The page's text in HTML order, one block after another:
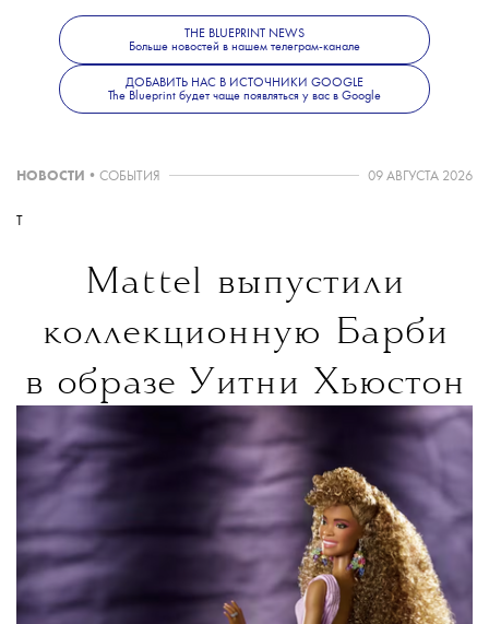
В России муралов Бэнкси нет, но стрит-арт,
конечно, есть. Один из лучших городов для
знакомства с ним — Екатеринбург; об этом
мы рассказывализдесь.
THE BLUEPRINT NEWS
Больше новостей в нашем телеграм-канале
ДОБАВИТЬ НАС В ИСТОЧНИКИ GOOGLE
The Blueprint будет чаще появляться у вас в Google
НОВОСТИ • СОБЫТИЯ 09 АВГУСТА 2026
T
Mattel выпустили
коллекционную Барби
в образе Уитни Хьюстон